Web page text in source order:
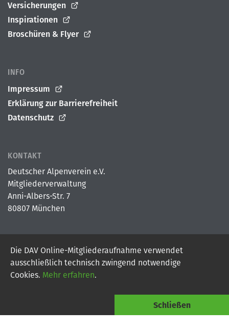
Die DAV Online-Mitgliederaufnahme verwendet
ausschließlich technisch zwingend notwendige
Cookies. Mehr erfahren.
Schließen
Versicherungen
Inspirationen
Broschüren & Flyer
INFO
Impressum
Erklärung zur Barrierefreiheit
Datenschutz
KONTAKT
Deutscher Alpenverein e.V.
Mitgliederverwaltung
Anni-Albers-Str. 7
80807 München
© 2026Deutscher Alpenverein e.V.
Powered By Digital Vantage Point